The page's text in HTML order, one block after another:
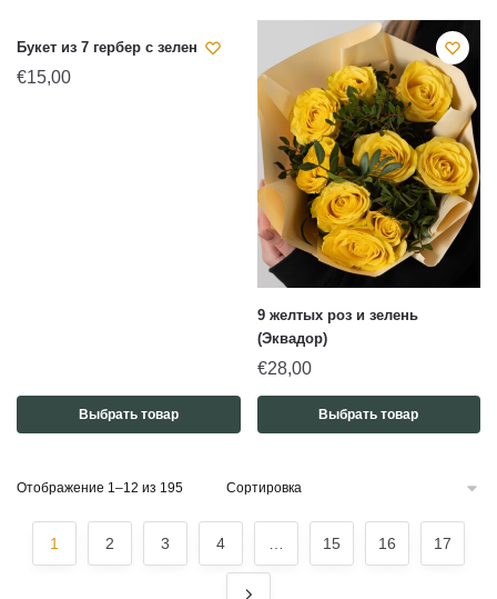
Букет из 7 гербер с зеленью
€15,00
Выбрать товар
9 желтых роз и зелень
(Эквадор)
€28,00
Выбрать товар
Отображение 1–12 из 195
1 2 3 4 … 15 16 17